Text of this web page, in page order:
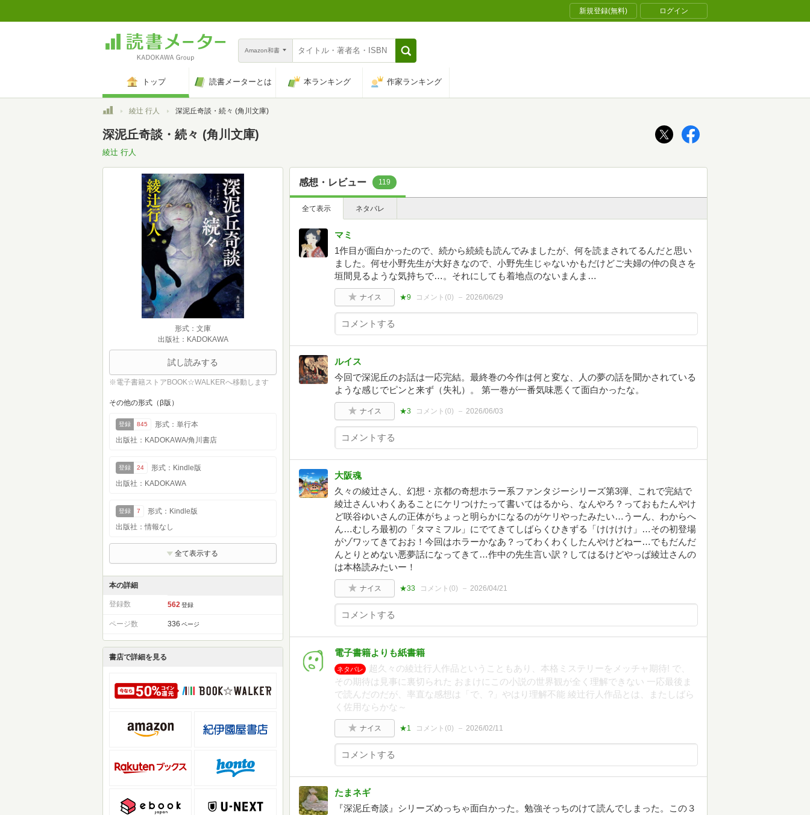
新規登録(無料) ログイン
Amazon和書
トップ 読書メーターとは 本ランキング 作家ランキング
トップ綾辻 行人 深泥丘奇談・続々 (角川文庫)
深泥丘奇談・続々 (角川文庫)
綾辻 行人
形式：文庫
出版社：KADOKAWA
試し読みする
※電子書籍ストアBOOK☆WALKERへ移動します
その他の形式（β版）
登録 845
形式：単行本
出版社：KADOKAWA/角川書店
登録 24
形式：Kindle版
出版社：KADOKAWA
登録 7
形式：Kindle版
出版社：情報なし
全て表示する
本の詳細
登録数 562 登録
ページ数 336 ページ
書店で詳細を見る
感想・レビュー 119
全て表示 ネタバレ
マミ
1作目が面白かったので、続から続続も読んでみましたが、何を読まされてるんだと思い
ました。何せ小野先生が大好きなので、小野先生じゃないかもだけどご夫婦の仲の良さを
垣間見るような気持ちで…。それにしても着地点のないまんま…
ナイス ★9 コメント(0) 2026/06/29
ルイス
今回で深泥丘のお話は一応完結。最終巻の今作は何と変な、人の夢の話を聞かされている
ような感じでピンと来ず（失礼）。 第一巻が一番気味悪くて面白かったな。
ナイス ★3 コメント(0) 2026/06/03
大阪魂
久々の綾辻さん、幻想・京都の奇想ホラー系ファンタジーシリーズ第3弾、これで完結で
綾辻さんいわくあることにケリつけたって書いてはるから、なんやろ？っておもたんやけ
ど咲谷ゆいさんの正体がちょっと明らかになるのがケリやったみたい…うーん、わからへ
ん…むしろ最初の「タマミフル」にでてきてしばらくひきずる「けけけけ」…その初登場
がゾワッてきておお！今回はホラーかなあ？ってわくわくしたんやけどねー…でもだんだ
んとりとめない悪夢話になってきて…作中の先生言い訳？してはるけどやっぱ綾辻さんの
は本格読みたいー！
ナイス ★33 コメント(0) 2026/04/21
電子書籍よりも紙書籍
ネタバレ
超久々の綾辻行人作品ということもあり、本格ミステリーをメッチャ期待! で、
その期待は見事に裏切られた おまけにこの小説の世界観が全く理解できない 一応最後ま
で読んだのだが、率直な感想は「で、?」やはり理解不能 綾辻行人作品とは、またしばら
く佐用ならかな～
ナイス ★1 コメント(0) 2026/02/11
たまネギ
『深泥丘奇談』シリーズめっちゃ面白かった。勉強そっちのけて読んでしまった。この３